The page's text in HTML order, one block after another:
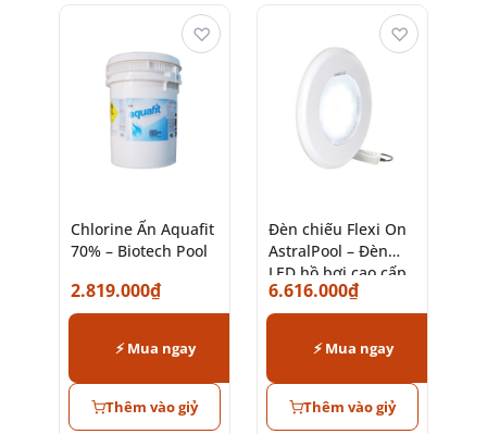
Chlorine Ấn Aquafit
70% – Biotech Pool
2.819.000₫
⚡ Mua ngay
Thêm vào giỷ
♡
Đèn chiếu Flexi On
AstralPool – Đèn
LED hồ bơi cao cấp
chính hãng
6.616.000₫
⚡ Mua ngay
Thêm vào giỷ
♡